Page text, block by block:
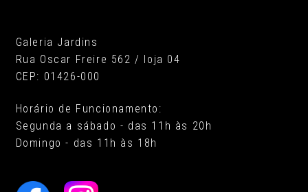
Galeria Jardins
Rua Oscar Freire 562 / loja 04
CEP: 01426-000
Horário de Funcionamento:
Segunda a sábado - das 11h às 20h
Domingo - das 11h às 18h